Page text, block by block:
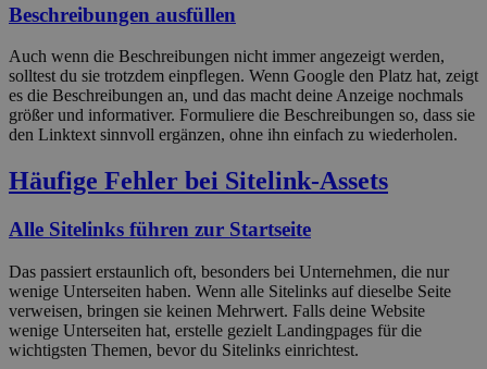
Beschreibungen ausfüllen
Auch wenn die Beschreibungen nicht immer angezeigt werden,
solltest du sie trotzdem einpflegen. Wenn Google den Platz hat, zeigt
es die Beschreibungen an, und das macht deine Anzeige nochmals
größer und informativer. Formuliere die Beschreibungen so, dass sie
den Linktext sinnvoll ergänzen, ohne ihn einfach zu wiederholen.
Häufige Fehler bei Sitelink-Assets
Alle Sitelinks führen zur Startseite
Das passiert erstaunlich oft, besonders bei Unternehmen, die nur
wenige Unterseiten haben. Wenn alle Sitelinks auf dieselbe Seite
verweisen, bringen sie keinen Mehrwert. Falls deine Website
wenige Unterseiten hat, erstelle gezielt Landingpages für die
wichtigsten Themen, bevor du Sitelinks einrichtest.